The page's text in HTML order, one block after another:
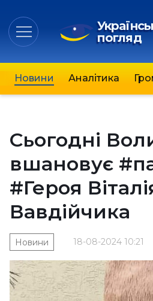
погляд
Новини Аналітика
Сьогодні
вшановує
#Героя
Вавдійчика
18-08-2024 10:21
Новини